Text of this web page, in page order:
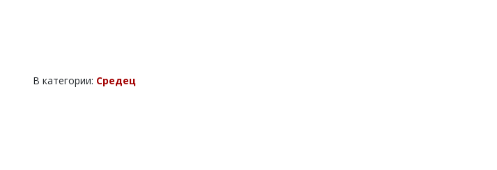
В категории: Средец